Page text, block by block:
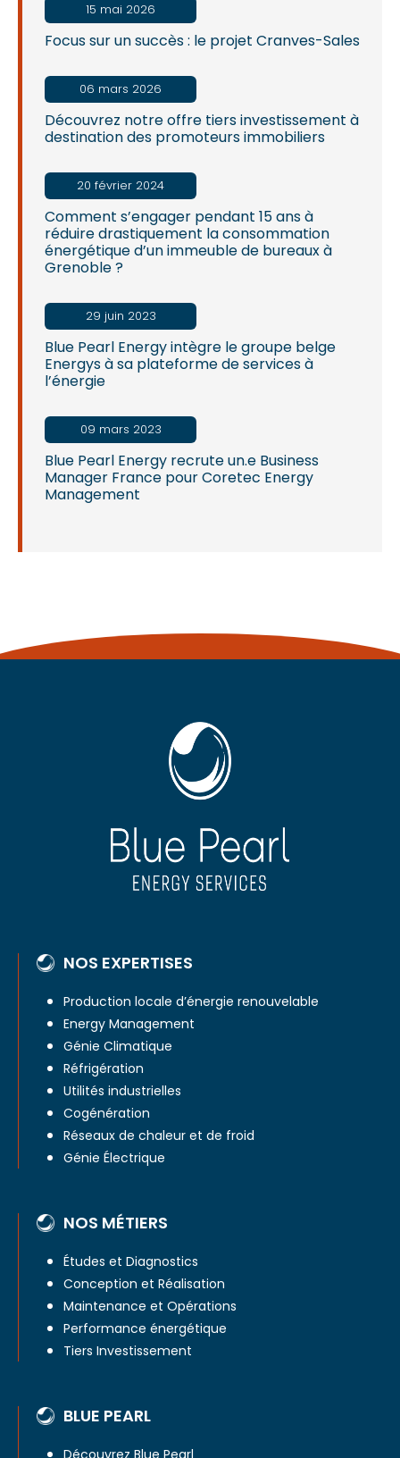
Focus sur un succès : le projet Cranves-Sales
15 mai 2026
Découvrez notre offre tiers investissement à
destination des promoteurs immobiliers
06 mars 2026
Comment s’engager pendant 15 ans à
réduire drastiquement la consommation
énergétique d’un immeuble de bureaux à
Grenoble ?
20 février 2024
Blue Pearl Energy intègre le groupe belge
Energys à sa plateforme de services à
l’énergie
29 juin 2023
Blue Pearl Energy recrute un.e Business
Manager France pour Coretec Energy
Management
09 mars 2023
NOS EXPERTISES
Production locale d’énergie renouvelable
Energy Management
Génie Climatique
Réfrigération
Utilités industrielles
Cogénération
Réseaux de chaleur et de froid
Génie Électrique
NOS MÉTIERS
Études et Diagnostics
Conception et Réalisation
Maintenance et Opérations
Performance énergétique
Tiers Investissement
BLUE PEARL